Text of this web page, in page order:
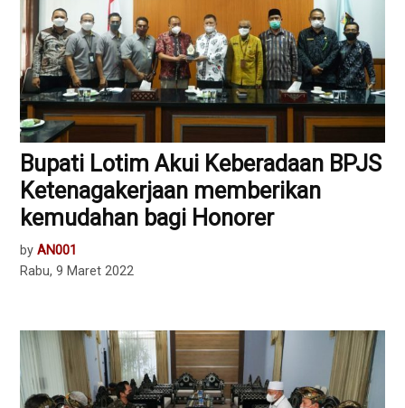
Bupati Lotim Akui Keberadaan BPJS
Ketenagakerjaan memberikan
kemudahan bagi Honorer
by AN001
Rabu, 9 Maret 2022